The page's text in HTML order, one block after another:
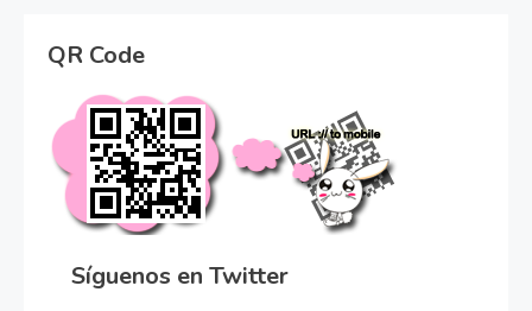
QR Code
Síguenos en Twitter